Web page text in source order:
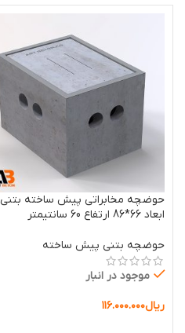
حوضچه‌ مخابراتی پیش ساخته بتنی
ابعاد 66*86 ارتفاع 60 سانتیمتر
حوضچه بتنی پیش ساخته
موجود در انبار
ریال۱۱۶.۰۰۰.۰۰۰